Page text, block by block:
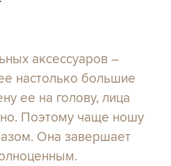
аксессуаров –
настолько большие
ее на голову, лица
Поэтому чаще ношу
Она завершает